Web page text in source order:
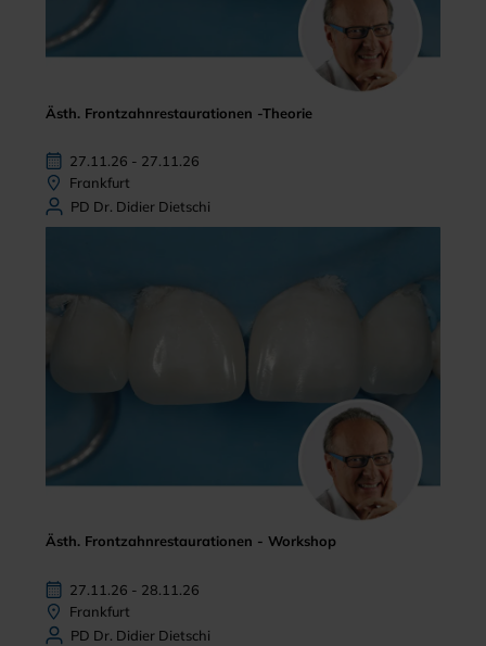
Ästh. Frontzahnrestaurationen -Theorie
27.11.26 - 27.11.26
Frankfurt
PD Dr. Didier Dietschi
Ästh. Frontzahnrestaurationen - Workshop
27.11.26 - 28.11.26
Frankfurt
PD Dr. Didier Dietschi